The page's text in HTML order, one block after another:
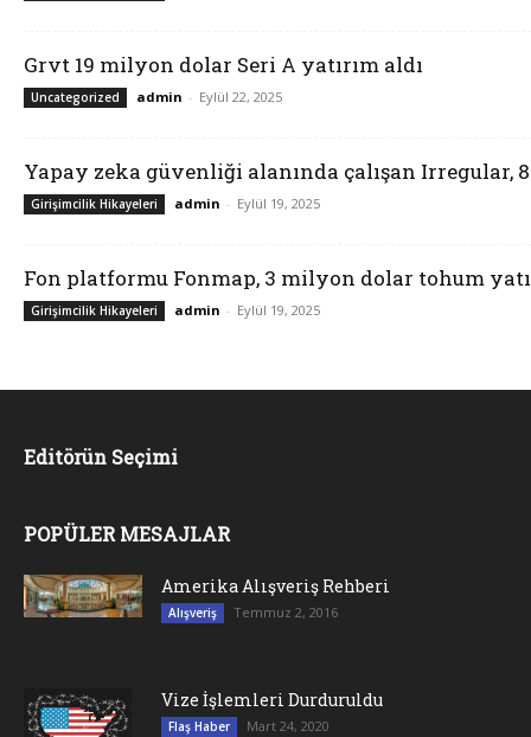
Grvt 19 milyon dolar Seri A yatırım aldı
Uncategorized admin - Eylül 22, 2025
Yapay zeka güvenliği alanında çalışan Irregular,
Girişimcilik Hikayeleri admin - Eylül 19, 2025
Fon platformu Fonmap, 3 milyon dolar tohum
Girişimcilik Hikayeleri admin - Eylül 19, 2025
Editörün Seçimi
POPÜLER MESAJLAR
Amerika Alışveriş Rehberi
Alışveriş Temmuz 2, 2016
Vize İşlemleri Durduruldu
Flaş Haber Mart 24, 2020